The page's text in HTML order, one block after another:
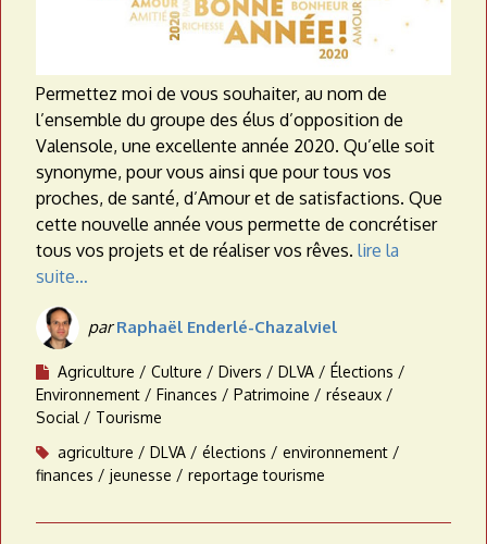
Permettez moi de vous souhaiter, au nom de
l’ensemble du groupe des élus d’opposition de
Valensole, une excellente année 2020. Qu’elle soit
synonyme, pour vous ainsi que pour tous vos
proches, de santé, d’Amour et de satisfactions. Que
cette nouvelle année vous permette de concrétiser
tous vos projets et de réaliser vos rêves. lire la
suite…
parRaphaël Enderlé-Chazalviel
Agriculture Culture Divers DLVA
Élections
Environnement
Finances Patrimoine
réseaux
Social
Tourisme
agriculture
DLVA élections
environnement
finances
jeunesse reportage tourisme